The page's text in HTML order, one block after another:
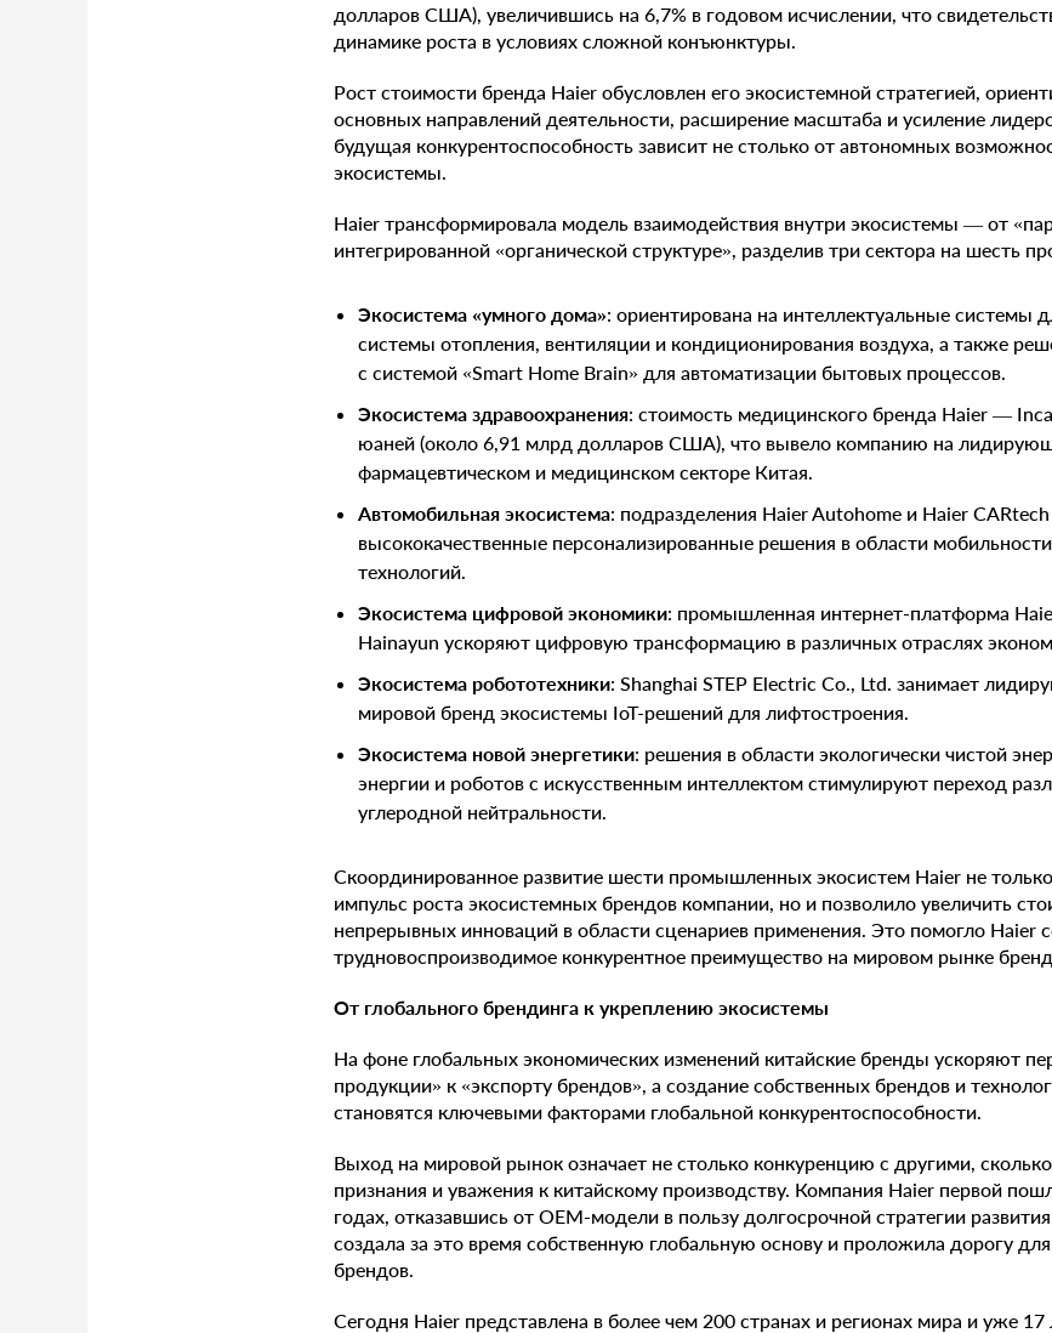
долларов США), увеличившись на 6,7% в годовом исчислении, что
динамике роста в условиях сложной конъюнктуры.
Рост стоимости бренда Haier обусловлен его экосистемной стратегией,
основных направлений деятельности, расширение масштаба и усиление
будущая конкурентоспособность зависит не столько от автономных
экосистемы.
Haier трансформировала модель взаимодействия внутри экосистемы — от
интегрированной «органической структуре», разделив три сектора на шесть
Экосистема «умного дома»: ориентирована на интеллектуальные системы
системы отопления, вентиляции и кондиционирования воздуха, а также
с системой «Smart Home Brain» для автоматизации бытовых процессов.
Экосистема здравоохранения: стоимость медицинского бренда Haier —
юаней (около 6,91 млрд долларов США), что вывело компанию на
фармацевтическом и медицинском секторе Китая.
Автомобильная экосистема: подразделения Haier Autohome и Haier
высококачественные персонализированные решения в области
технологий.
Экосистема цифровой экономики: промышленная интернет-платформа
Hainayun ускоряют цифровую трансформацию в различных отраслях
Экосистема робототехники: Shanghai STEP Electric Co., Ltd. занимает
мировой бренд экосистемы IoT-решений для лифтостроения.
Экосистема новой энергетики: решения в области экологически чистой
энергии и роботов с искусственным интеллектом стимулируют переход
углеродной нейтральности.
Скоординированное развитие шести промышленных экосистем Haier не
импульс роста экосистемных брендов компании, но и позволило увеличить
непрерывных инноваций в области сценариев применения. Это помогло Haier
трудновоспроизводимое конкурентное преимущество на мировом рынке
От глобального брендинга к укреплению экосистемы
На фоне глобальных экономических изменений китайские бренды ускоряют
продукции» к «экспорту брендов», а создание собственных брендов и
становятся ключевыми факторами глобальной конкурентоспособности.
Выход на мировой рынок означает не столько конкуренцию с другими, сколько
признания и уважения к китайскому производству. Компания Haier первой
годах, отказавшись от OEM-модели в пользу долгосрочной стратегии
создала за это время собственную глобальную основу и проложила дорогу
брендов.
Сегодня Haier представлена в более чем 200 странах и регионах мира и уже